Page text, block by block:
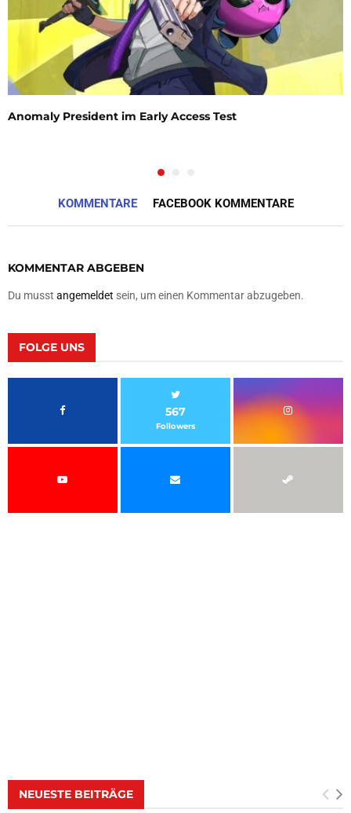
Anomaly President im Early Access Test
KOMMENTARE FACEBOOK KOMMENTARE
KOMMENTAR ABGEBEN
Du musst angemeldet sein, um einen Kommentar abzugeben.
FOLGE UNS
567
Followers
NEUESTE BEITRÄGE